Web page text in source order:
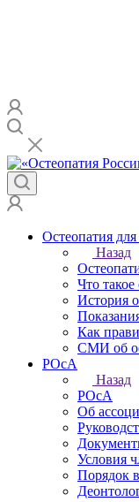
Остеопатия для
Назад
Что такое
История
Как
СМИ об
РОсА
Назад
РОсА
Об
Условия
Порядок